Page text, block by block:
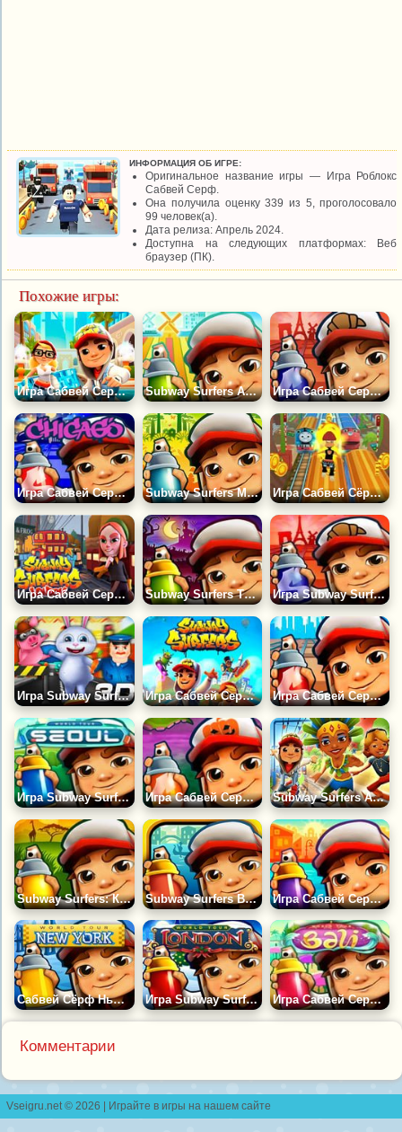
ИНФОРМАЦИЯ ОБ ИГРЕ:
Оригинальное название игры — Игра Роблокс
Сабвей Серф.
Она получила оценку 339 из 5, проголосовало
99 человек(а).
Дата релиза: Апрель 2024.
Доступна на следующих платформах: Веб
браузер (ПК).
Похожие игры:
Игра Сабвей Серф Дубаи Subway Surfers Амстердам Игра Сабвей Серферс Чанган
Игра Сабвей Серф: Чикаго Subway Surfers Мадагаскар Игра Сабвей Сёрф на Железной Дороге
Игра Сабвей Серф: Лондон 2023 Subway Surfers Трансильвания Игра Subway Surfers Париж - Paris
Игра Subway Surfers с Животными Игра Сабвей Серф Эдинбург Игра Сабвей Серф Космическая Станция
Игра Subway Surfers Сеул Игра Сабвей Серф Кембридж Subway Surfers Аравия
Subway Surfers: Кения Subway Surfers Венеция Игра Сабвей Серф Буенос Айрес
Сабвей Сёрф Нью Йорк Игра Subway Surfers Лондон Игра Сабвей Серф: Бали
Комментарии
Vseigru.net © 2026 | Играйте в игры на нашем сайте